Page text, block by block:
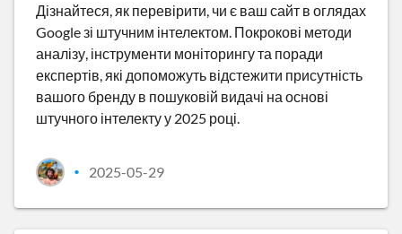
Дізнайтеся, як перевірити, чи є ваш сайт в оглядах
Google зі штучним інтелектом. Покрокові методи
аналізу, інструменти моніторингу та поради
експертів, які допоможуть відстежити присутність
вашого бренду в пошуковій видачі на основі
штучного інтелекту у 2025 році.
• 2025-05-29